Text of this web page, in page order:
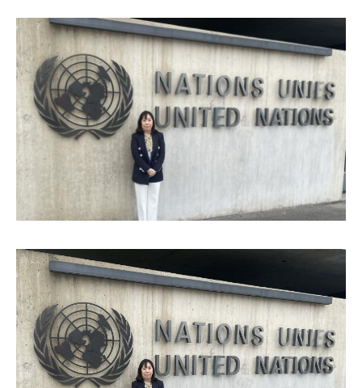
講座・イベント
活動報告＆意見書
当事者支援部
子どもたちへ
自死遺族会
メディア
広報・啓発
プレスリリース